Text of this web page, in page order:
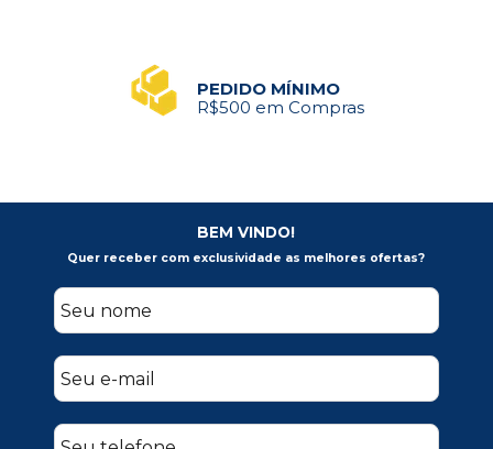
PEDIDO MÍNIMO
R$500 em Compras
BEM VINDO!
Quer receber com exclusividade as melhores ofertas?